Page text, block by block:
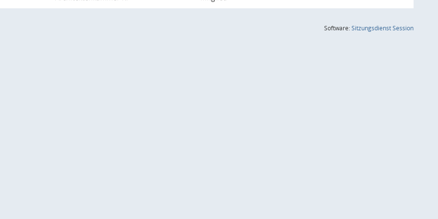
Software:SitzungsdienstSession(Wird in